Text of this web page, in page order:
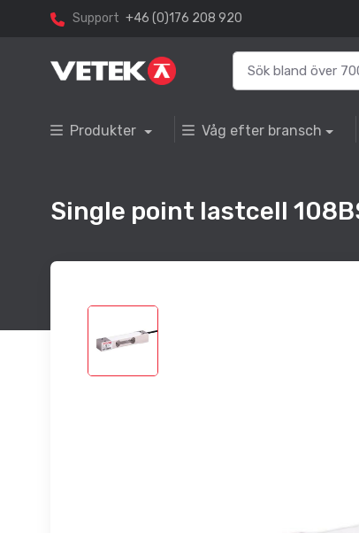
Support +46 (0)176 208 920
Produkter Våg efter bransch
Single point lastcell